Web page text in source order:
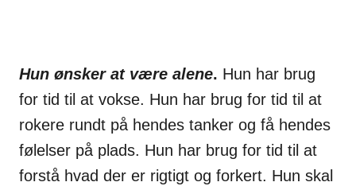
Hun ønsker at være alene. Hun har brug
for tid til at vokse. Hun har brug for tid til at
rokere rundt på hendes tanker og få hendes
følelser på plads. Hun har brug for tid til at
forstå hvad der er rigtigt og forkert. Hun skal